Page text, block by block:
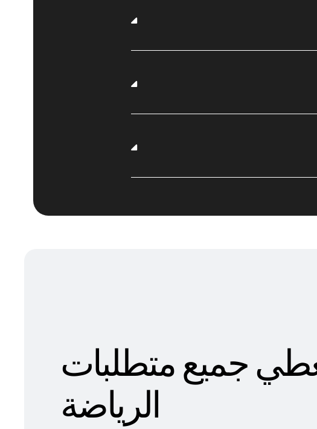
جميع متطلبات
الرياضة